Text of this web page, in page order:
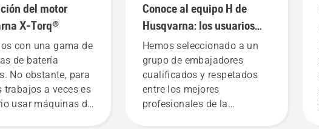
del motor
X-Torq®
con una gama de
de batería
No obstante, para
trabajos a veces es
usar máquinas de
Conoce al equipo H de
Husqvarna: los usuarios
más exigentes
Hemos seleccionado a un
grupo de embajadores
cualificados y respetados
entre los mejores
profesionales de la